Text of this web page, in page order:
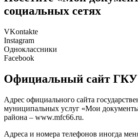
социальных сетях
VKontakte
Instagram
Одноклассники
Facebook
Официальный сайт
Адрес официального сайта
муниципальных услуг «Мои
района – www.mfc66.ru.
Адреса и номера телефонов иногда